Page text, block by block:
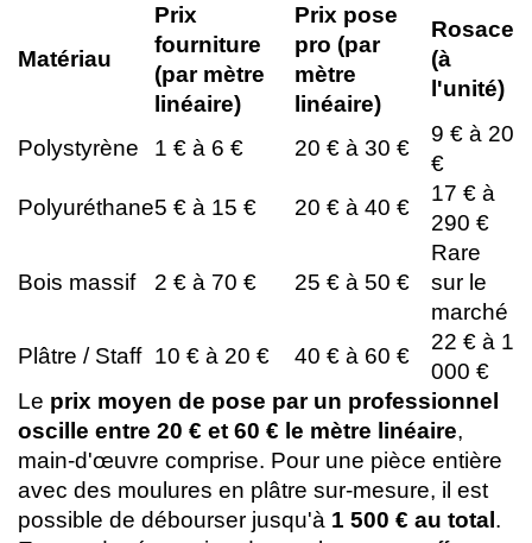
Matériau
Prix
fourniture
(par mètre
linéaire)
Prix pose
pro (par
mètre
linéaire)
Rosace
(à
l'unité)
Polystyrène 1 € à 6 € 20 € à 30 €
9 € à 20
€
Polyuréthane5 € à 15 € 20 € à 40 €
17 € à
290 €
Bois massif 2 € à 70 € 25 € à 50 €
Rare
sur le
marché
Plâtre / Staff 10 € à 20 € 40 € à 60 €
22 € à 1
000 €
Le prix moyen de pose par un professionnel
oscille entre 20 € et 60 € le mètre linéaire,
main-d'œuvre comprise. Pour une pièce entière
avec des moulures en plâtre sur-mesure, il est
possible de débourser jusqu'à 1 500 € au total.